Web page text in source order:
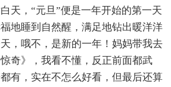
天，“元旦”便是一年开始的第一天
地睡到自然醒，满足地钻出暖洋洋
，哦不，是新的一年！妈妈带我去
奇》，我看不懂，反正前面都武
有，实在不怎么好看，但最后还算